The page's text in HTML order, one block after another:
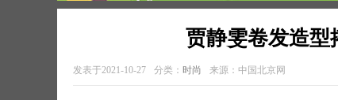
贾静雯卷发造
发表于2021-10-27 分类： 时尚 来源：中国北京网